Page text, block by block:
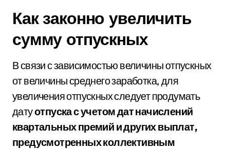
Как законно увеличить
сумму отпускных
В связи с зависимостью величины отпускных
от величины среднего заработка, для
увеличения отпускных следует продумать
датуотпуска с учетом дат начислений
квартальных премий и других выплат,
предусмотренных коллективным